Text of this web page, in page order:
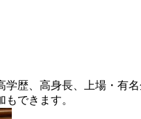
歴、高身長、上場・有
できます。